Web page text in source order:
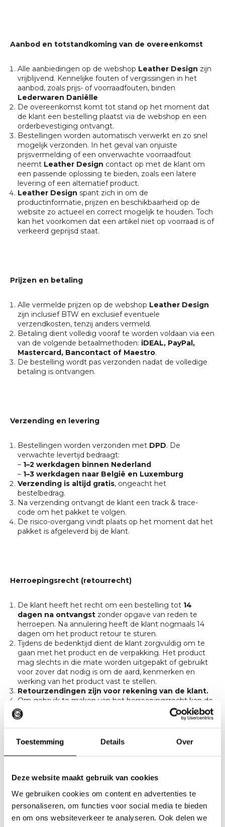
Toestemming Details Over
Deze website maakt gebruik van cookies
We gebruiken cookies om content en advertenties te
personaliseren, om functies voor social media te bieden
en om ons websiteverkeer te analyseren. Ook delen we
Aanbod en totstandkoming van de overeenkomst
Alle aanbiedingen op de webshop Leather Design zijn
vrijblijvend. Kennelijke fouten of vergissingen in het
aanbod, zoals prijs- of voorraadfouten, binden
Lederwaren Daniëlle
De overeenkomst komt tot stand op het moment dat
de klant een bestelling plaatst via de webshop en een
orderbevestiging ontvangt.
Bestellingen worden automatisch verwerkt en zo snel
mogelijk verzonden. In het geval van onjuiste
prijsvermelding of een onverwachte voorraadfout
neemt Leather Design contact op met de klant om
een passende oplossing te bieden, zoals een latere
levering of een alternatief product.
Leather Design spant zich in om de
productinformatie, prijzen en beschikbaarheid op de
website zo actueel en correct mogelijk te houden. Toch
kan het voorkomen dat een artikel niet op voorraad is of
verkeerd geprijsd staat.
Prijzen en betaling
Alle vermelde prijzen op de webshop Leather Design
zijn inclusief BTW en exclusief eventuele
verzendkosten, tenzij anders vermeld.
Betaling dient volledig vooraf te worden voldaan via een
van de volgende betaalmethoden: iDEAL, PayPal,
Mastercard, Bancontact of Maestro.
De bestelling wordt pas verzonden nadat de volledige
betaling is ontvangen.
Verzending en levering
Bestellingen worden verzonden met DPD. De
verwachte levertijd bedraagt:
– 1–2 werkdagen binnen Nederland
– 1–3 werkdagen naar België en Luxemburg
Verzending is altijd gratis, ongeacht het
bestelbedrag.
Na verzending ontvangt de klant een track & trace-
code om het pakket te volgen.
De risico-overgang vindt plaats op het moment dat het
pakket is afgeleverd bij de klant.
Herroepingsrecht (retourrecht)
De klant heeft het recht om een bestelling tot 14
dagen na ontvangst zonder opgave van reden te
herroepen. Na annulering heeft de klant nogmaals 14
dagen om het product retour te sturen.
Tijdens de bedenktijd dient de klant zorgvuldig om te
gaan met het product en de verpakking. Het product
mag slechts in die mate worden uitgepakt of gebruikt
voor zover dat nodig is om de aard, kenmerken en
werking van het product vast te stellen.
Retourzendingen zijn voor rekening van de klant.
Om gebruik te maken van het herroepingsrecht kan de
klant een verzoek indienen via e-mail of gebruikmaken
van het retourformulier:
Retour- en Omruilformulier
Leather Designhanteert een garantietermijn van
jaarop alle geleverde producten, gerekend vanaf de
datum van levering.
De garantie dekt gebreken die niet zijn veroorzaakt